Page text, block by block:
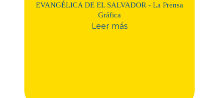
EVANGÉLICA DE EL SALVADOR - La Prensa
Gráfica
Leer más